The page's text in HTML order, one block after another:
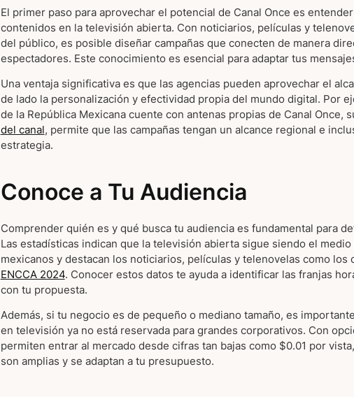
El primer paso para aprovechar el potencial de Canal Once es
contenidos en la televisión abierta. Con noticiarios, películas y
del público, es posible diseñar campañas que conecten de manera
espectadores. Este conocimiento es esencial para adaptar tus
Una ventaja significativa es que las agencias pueden aprovechar el
de lado la personalización y efectividad propia del mundo digital. Por
de la República Mexicana cuente con antenas propias de Canal Once,
del canal, permite que las campañas tengan un alcance regional e
estrategia.
Conoce a Tu Audiencia
Comprender quién es y qué busca tu audiencia es fundamental para
Las estadísticas indican que la televisión abierta sigue siendo el
mexicanos y destacan los noticiarios, películas y telenovelas como los
ENCCA 2024. Conocer estos datos te ayuda a identificar las franjas
con tu propuesta.
Además, si tu negocio es de pequeño o mediano tamaño, es
en televisión ya no está reservada para grandes corporativos. Con
permiten entrar al mercado desde cifras tan bajas como $0.01 por
son amplias y se adaptan a tu presupuesto.